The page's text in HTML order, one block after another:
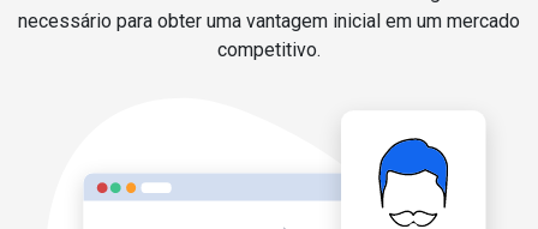
necessário para obter uma vantagem inicial em um mercado
competitivo.